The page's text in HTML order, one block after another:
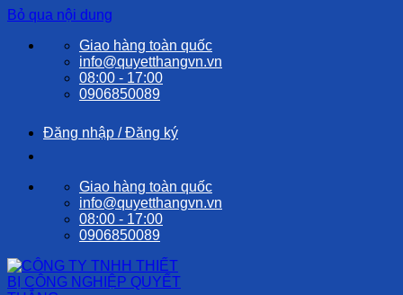
Bỏ qua nội dung
Giao hàng toàn quốc
info@quyetthangvn.vn
08:00 - 17:00
0906850089
Đăng nhập / Đăng ký
Giao hàng toàn quốc
info@quyetthangvn.vn
08:00 - 17:00
0906850089